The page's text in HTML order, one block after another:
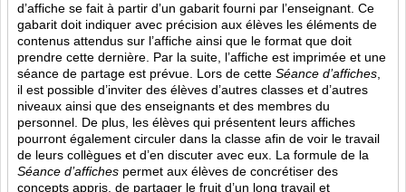
d’affiche se fait à partir d’un gabarit fourni par l’enseignant. Ce
gabarit doit indiquer avec précision aux élèves les éléments de
contenus attendus sur l’affiche ainsi que le format que doit
prendre cette dernière. Par la suite, l’affiche est imprimée et une
séance de partage est prévue. Lors de cette Séance d’affiches
il est possible d’inviter des élèves d’autres classes et d’autres
niveaux ainsi que des enseignants et des membres du
personnel. De plus, les élèves qui présentent leurs affiches
pourront également circuler dans la classe afin de voir le travail
de leurs collègues et d’en discuter avec eux. La formule de la
Séance d’affiches permet aux élèves de concrétiser des
concepts appris, de partager le fruit d’un long travail et